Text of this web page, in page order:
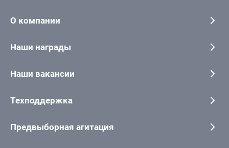
О компании
Наши награды
Наши вакансии
Техподдержка
Предвыборная агитация